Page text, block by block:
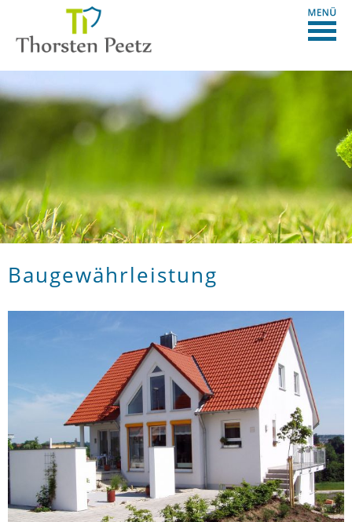
Baugewährleistung